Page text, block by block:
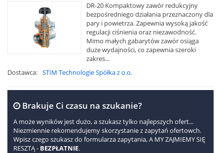
DR-20 Kompaktowy zawór redukcyjny
bezpośredniego działania przeznaczony dla
pary i powietrza. Zapewnia wysoką jakość
regulacji ciśnienia oraz niezawodność.
Mimo małych gabarytów zawór osiąga
duże wydajności, co zapewnia szeroki
zakres...
Dostawca: STIM Technologie Spółka z o.o.
Brakuje Ci czasu na szukanie?
A może wyników jest dużo, a szukasz tylko najlepszych ofert...
Niezmiennie rekomendujemy skorzystanie z zapytań ofertowch.
Wpisz czego szukasz do formularza zapytania, A MY ZAJMIEMY SIĘ
RESZTĄ - BEZPŁATNIE.